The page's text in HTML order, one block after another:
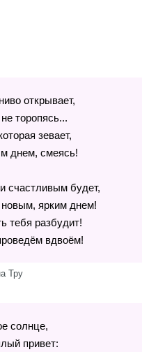
открывает,
торопясь...
зевает,
днем, смеясь!
счастливым будет,
ярким днем!
тебя разбудит!
вдвоём!
Тру
солнце,
привет: